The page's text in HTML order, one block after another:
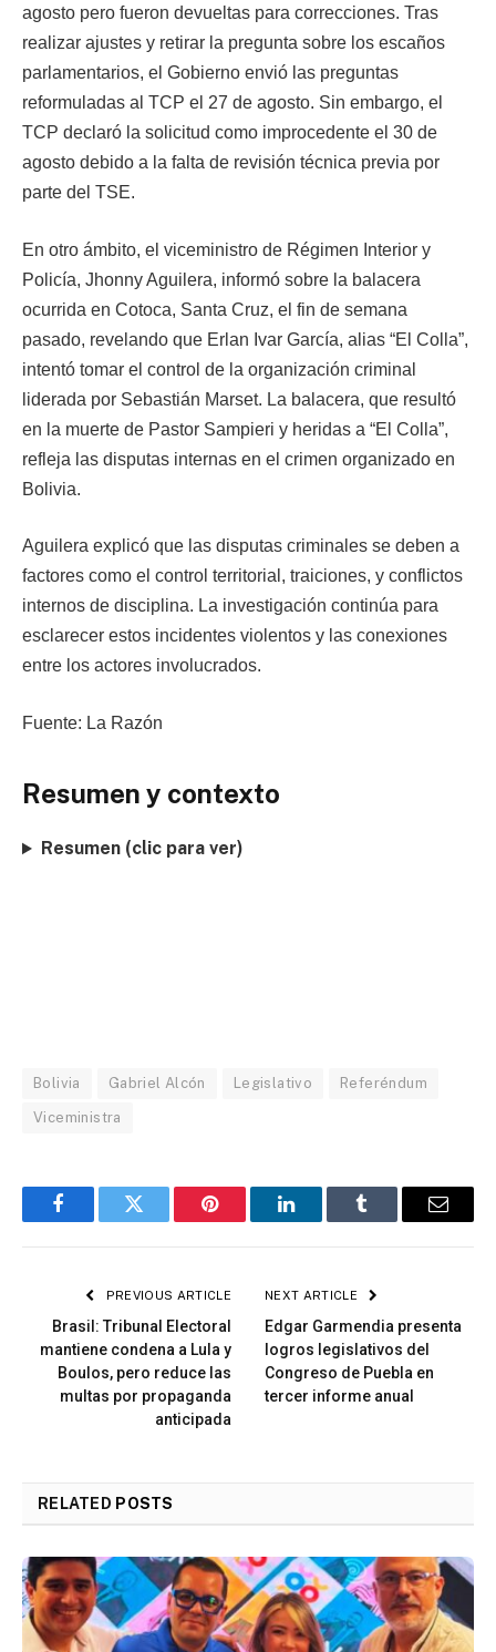
agosto pero fueron devueltas para correcciones. Tras
realizar ajustes y retirar la pregunta sobre los escaños
parlamentarios, el Gobierno envió las preguntas
reformuladas al TCP el 27 de agosto. Sin embargo, el
TCP declaró la solicitud como improcedente el 30 de
agosto debido a la falta de revisión técnica previa por
parte del TSE.
En otro ámbito, el viceministro de Régimen Interior y
Policía, Jhonny Aguilera, informó sobre la balacera
ocurrida en Cotoca, Santa Cruz, el fin de semana
pasado, revelando que Erlan Ivar García, alias “El Colla”,
intentó tomar el control de la organización criminal
liderada por Sebastián Marset. La balacera, que resultó
en la muerte de Pastor Sampieri y heridas a “El Colla”,
refleja las disputas internas en el crimen organizado en
Bolivia.
Aguilera explicó que las disputas criminales se deben a
factores como el control territorial, traiciones, y conflictos
internos de disciplina. La investigación continúa para
esclarecer estos incidentes violentos y las conexiones
entre los actores involucrados.
Fuente: La Razón
Resumen y contexto
Resumen (clic para ver)
Bolivia Gabriel Alcón Legislativo Referéndum
Viceministra
FacebookTwitter Pinterest LinkedInTumblr Email
PREVIOUS ARTICLE
Brasil: Tribunal Electoral
mantiene condena a Lula y
Boulos, pero reduce las
multas por propaganda
anticipada
NEXT ARTICLE
Edgar Garmendia presenta
logros legislativos del
Congreso de Puebla en
tercer informe anual
RELATED POSTS